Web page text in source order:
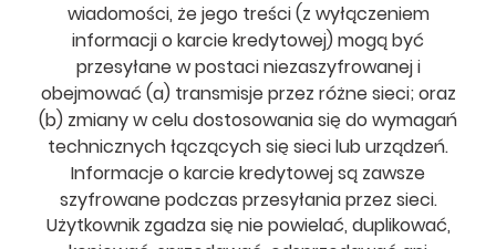
wiadomości, że jego treści (z wyłączeniem
informacji o karcie kredytowej) mogą być
przesyłane w postaci niezaszyfrowanej i
obejmować (a) transmisje przez różne sieci; oraz
(b) zmiany w celu dostosowania się do wymagań
technicznych łączących się sieci lub urządzeń.
Informacje o karcie kredytowej są zawsze
szyfrowane podczas przesyłania przez sieci.
Użytkownik zgadza się nie powielać, duplikować,